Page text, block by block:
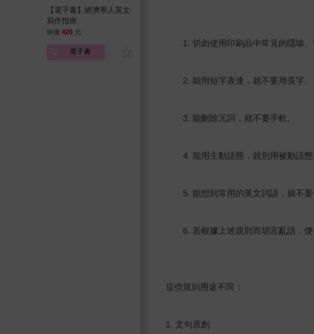
【電子書】經濟學人英文
寫作指南
特價 420 元
電子書
1. 切勿使用印刷品中常見的隱喻、
2. 能用短字表達，就不要用長字。
3. 能刪除冗詞，就不要手軟。
4. 能用主動語態，就別用被動語態
5. 能想到常用的英文詞語，就不要
6. 若根據上述規則而胡言亂語，便
這些規則用途不同：
1. 文句原創